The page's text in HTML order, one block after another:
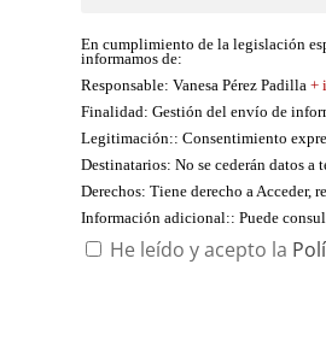
En cumplimiento de la legislación
informamos de:
Responsable: Vanesa Pérez Padilla+
Finalidad: Gestión del envío de
Legitimación:: Consentimiento
Destinatarios: No se cederán datos a
Derechos: Tiene derecho a Acceder,
Información adicional:: Puede
He leído y acepto la